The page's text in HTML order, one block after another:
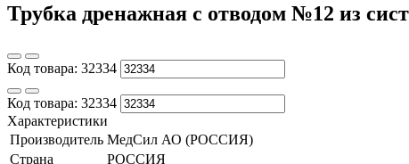
Трубка дренажная с отводом №12 из
Код товара: 32334
Код товара: 32334
Характеристики
Производитель МедСил АО (РОССИЯ)
Страна
РОССИЯ